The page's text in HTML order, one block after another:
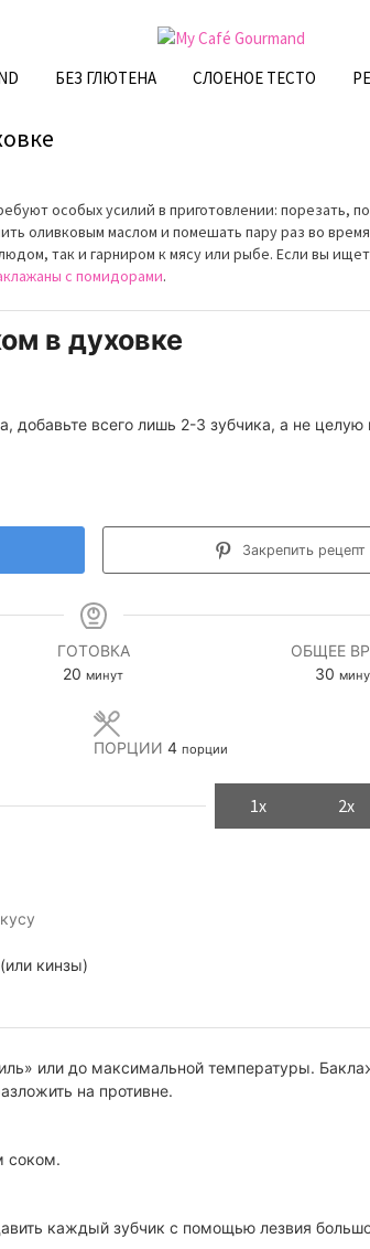
БЕЗ ГЛЮТЕНА СЛОЕНОЕ ТЕСТО
особых усилий в приготовлении: порезать,
оливковым маслом и помешать пару раз во
так и гарниром к мясу или рыбе. Если вы
с помидорами.
в духовке
добавьте всего лишь 2-3 зубчика, а не целую
Закрепить рецепт
ГОТОВКА
20 минуты
минут
ОБЩЕЕ
30
ПОРЦИИ 4 порции
1x 2x
кинзы)
или до максимальной температуры.
на противне.
соком.
каждый зубчик с помощью лезвия